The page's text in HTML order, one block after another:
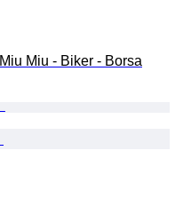
Miu Miu - Biker - Borsa